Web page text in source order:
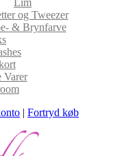
og Tweezer
& Brynfarve
Varer
| Fortryd køb